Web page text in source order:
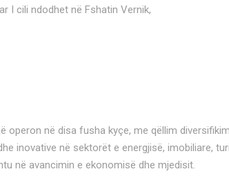
I cili ndodhet në Fshatin Vernik,
operon në disa fusha kyçe, me qëllim
inovative në sektorët e energjisë, imobiliare,
në avancimin e ekonomisë dhe mjedisit.